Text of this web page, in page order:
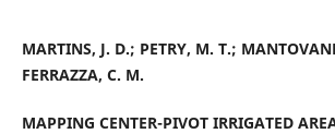
MARTINS, J. D.; PETRY, M. T.;
FERRAZZA, C. M.
MAPPING CENTER-PIVOT IRRIGATED